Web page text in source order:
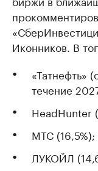
Иконников. В
«Татнефть»
течение
HeadHunter
МТС (16,5%);
ЛУКОЙЛ